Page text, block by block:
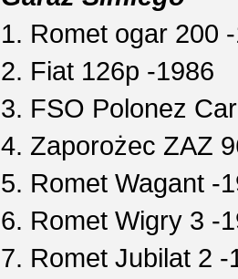
1. Romet ogar 200
2. Fiat 126p -1986
3. FSO Polonez
4. Zaporożec ZAZ
5. Romet Wagant -
6. Romet Wigry 3 -
7. Romet Jubilat 2 -